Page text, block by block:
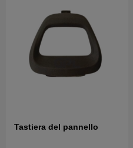
Tastiera del pannello